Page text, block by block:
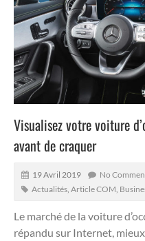
Visualisez votre voiture
avant de craquer
19 Avril 2019
No
Actualités Article COM
Le marché de la voiture
répandu sur Internet,